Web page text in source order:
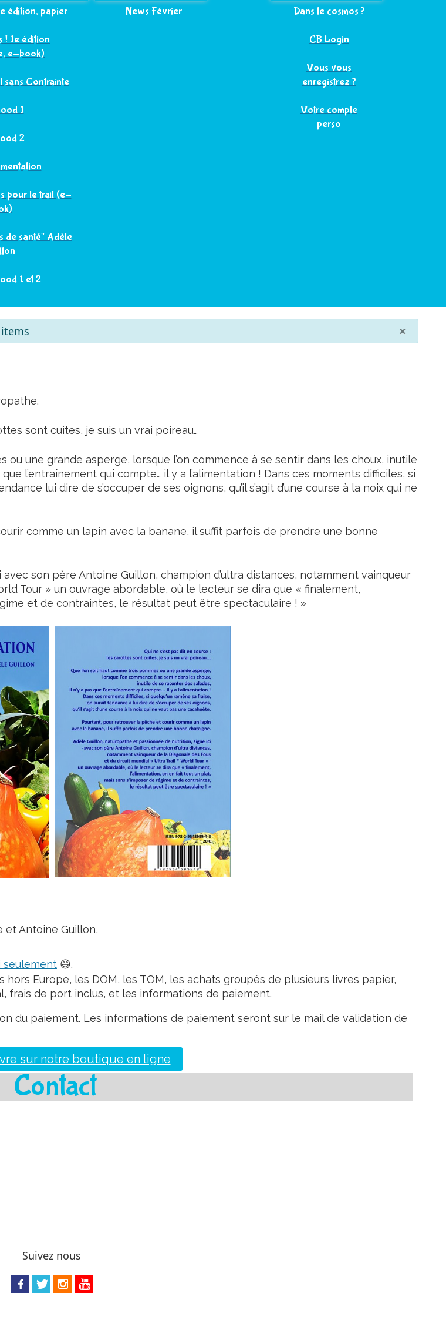
édition, papier
! 1e édition
e-book)
sans Contrainte
1
2
pour le trail (e-
de santé" Adèle
1 et 2
News Février Dans le cosmos ?
CB Login
Vous vous
enregistrez ?
Votre compte
perso
×
sont cuites, je suis un vrai poireau…
ou une grande asperge, lorsque l’on commence à se sentir dans les choux, inutile
l’entraînement qui compte… il y a l’alimentation ! Dans ces moments difficiles, si
lui dire de s’occuper de ses oignons, qu’il s’agit d’une course à la noix qui ne
comme un lapin avec la banane, il suffit parfois de prendre une bonne
son père Antoine Guillon, champion d’ultra distances, notamment vainqueur
Tour » un ouvrage abordable, où le lecteur se dira que « finalement,
et de contraintes, le résultat peut être spectaculaire ! »
et Antoine Guillon,
seulement 😄.
hors Europe, les DOM, les TOM, les achats groupés de plusieurs livres papier,
frais de port inclus, et les informations de paiement.
du paiement. Les informations de paiement seront sur le mail de validation de
sur notre boutique en ligne
Contact
Suivez nous